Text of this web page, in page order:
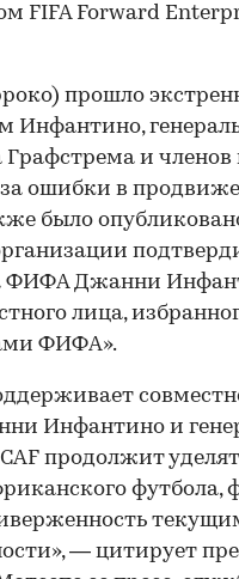
FIFA Forward
прошло
Инфантино,
и членов
за ошибки в
было
ФИФА Джанни
лица,
ФИФА».
Инфантино и
продолжит
футбола,
— цитирует